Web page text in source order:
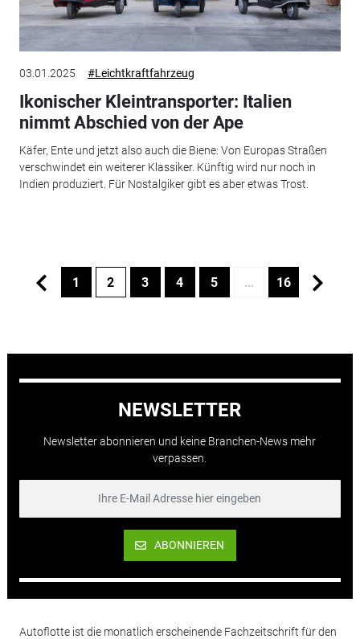
03.01.2025 #Leichtkraftfahrzeug
Ikonischer Kleintransporter: Italien
nimmt Abschied von der Ape
Käfer, Ente und jetzt also auch die Biene: Von Europas Straßen
verschwindet ein weiterer Klassiker. Künftig wird nur noch in
Indien produziert. Für Nostalgiker gibt es aber etwas Trost.
1 2 3 4 5 … 16
NEWSLETTER
Newsletter abonnieren und keine Branchen-News mehr
verpassen.
ABONNIEREN
Autoflotte ist die monatlich erscheinende Fachzeitschrift für den